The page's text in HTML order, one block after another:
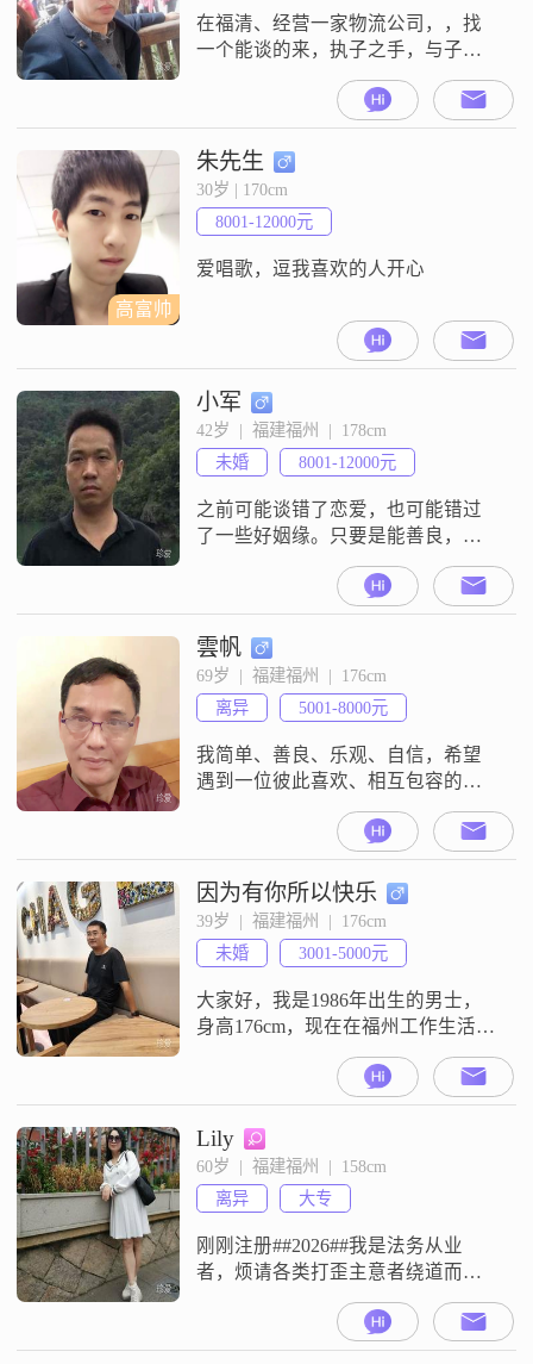
也不会勉强自己，对人对事态度都
比较
在福清、经营一家物流公司，，找
一个能谈的来，执子之手，与子偕
高富帅
朱先生
30岁 | 170cm
8001-12000元
爱唱歌，逗我喜欢的人开心
小军
42岁  |  福建福州  |  178cm
未婚
8001-12000元
之前可能谈错了恋爱，也可能错过
了一些好姻缘。只要是能善良，性
格稍微好一点，能和平共处！大家
一起平平安安健健康康就好！！如
你有意，我可养你
雲帆
69岁  |  福建福州  |  176cm
离异
5001-8000元
我简单、善良、乐观、自信，希望
遇到一位彼此喜欢、相互包容的女
士，牵手共度晚年。
因为有你所以快乐
39岁  |  福建福州  |  176cm
未婚
3001-5000元
大家好，我是1986年出生的男士，
身高176cm，现在在福州工作生活
##3002##我的学历是高中及以下，
目前月收入在3001到5000元这个范
围##3002##性格方面，我是一个稳
重可靠的人，平时也比较乐观积极
##3002##跟大家相处起来我属于随
和好说话的类型，有耐心，也包容
##3002##做人做事我讲究真诚可
靠，
Lily
60岁  |  福建福州  |  158cm
离异
大专
刚刚注册##2026##我是法务从业
者，烦请各类打歪主意者绕道而
行，不然聊几句也会露馅，真不必
浪费时间啦##3002##此外，婚恋健
康筛查是前置规避风险，若存在经